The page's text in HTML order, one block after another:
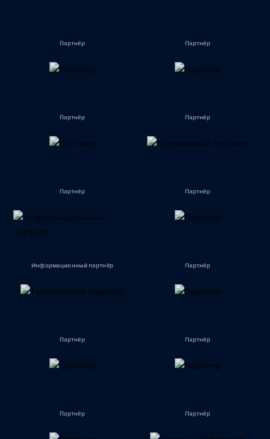
Партнёр Партнёр
Партнёр Партнёр
Партнёр Партнёр
Информационный партнёр Партнёр
Партнёр Партнёр
Партнёр Партнёр